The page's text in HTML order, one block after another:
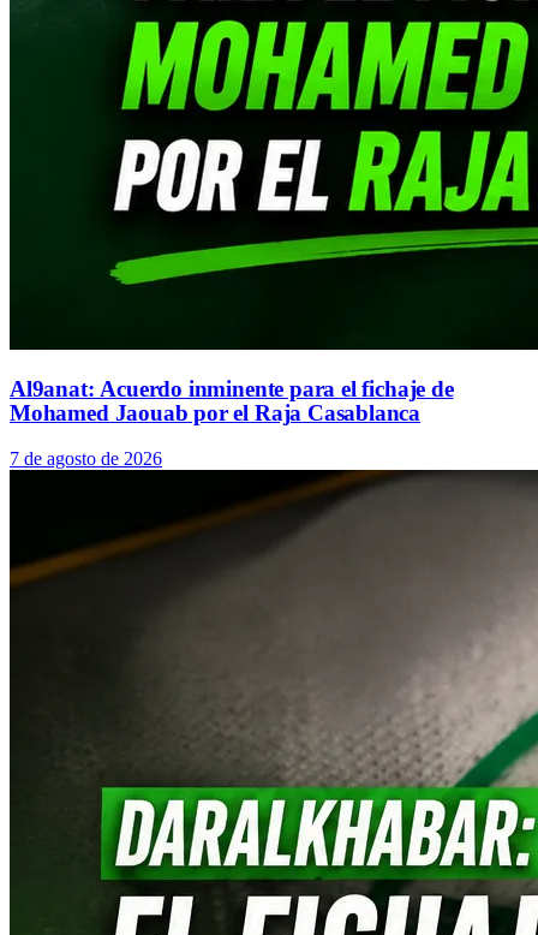
Al9anat: Acuerdo inminente para el fichaje de
Mohamed Jaouab por el Raja Casablanca
7 de agosto de 2026